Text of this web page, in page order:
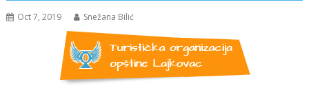
Oct 7, 2019 Snežana Bilić